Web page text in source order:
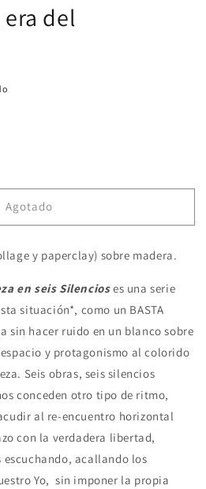
del
Agotado
y paperclay) sobre madera.
en seis Silencioses una serie
situación*, como un BASTA
sin hacer ruido en un blanco sobre
y protagonismo al colorido
Seis obras, seis silencios
conceden otro tipo de ritmo,
al re-encuentro horizontal
con la verdadera libertad,
acallando los
Yo, sin imponer la propia